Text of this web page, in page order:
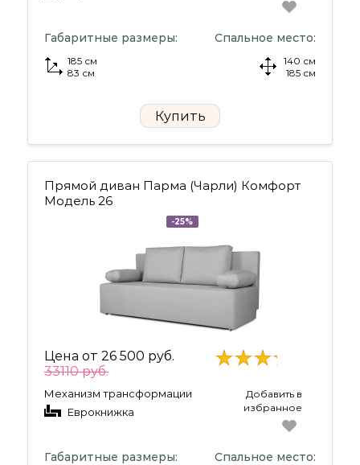
Габаритные размеры:
185 см
83 см
Спальное место:
140 см
185 см
Купить
Прямой диван Парма (Чарли) Комфорт
Модель 26
-25%
Цена от 26 500 руб.
33110 руб.
Механизм трансформации
Еврокнижка
Добавить в
избранное
Габаритные размеры: Спальное место: